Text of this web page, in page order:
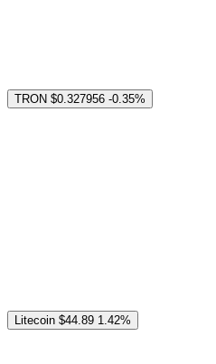
TRON $0.327956 -0.35%
Litecoin $44.89 1.42%